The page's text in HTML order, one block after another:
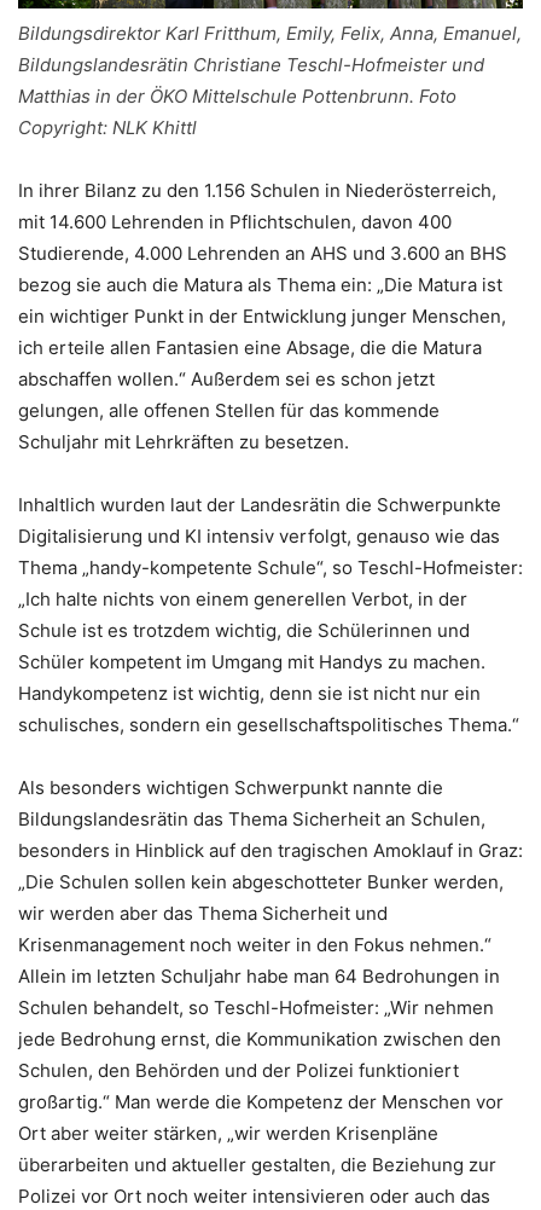
Bildungsdirektor Karl Fritthum, Emily, Felix, Anna, Emanuel,
Bildungslandesrätin Christiane Teschl-Hofmeister und
Matthias in der ÖKO Mittelschule Pottenbrunn. Foto
Copyright: NLK Khittl
In ihrer Bilanz zu den 1.156 Schulen in Niederösterreich,
mit 14.600 Lehrenden in Pflichtschulen, davon 400
Studierende, 4.000 Lehrenden an AHS und 3.600 an BHS
bezog sie auch die Matura als Thema ein: „Die Matura ist
ein wichtiger Punkt in der Entwicklung junger Menschen,
ich erteile allen Fantasien eine Absage, die die Matura
abschaffen wollen.“ Außerdem sei es schon jetzt
gelungen, alle offenen Stellen für das kommende
Schuljahr mit Lehrkräften zu besetzen.
Inhaltlich wurden laut der Landesrätin die Schwerpunkte
Digitalisierung und KI intensiv verfolgt, genauso wie das
Thema „handy-kompetente Schule“, so Teschl-Hofmeister:
„Ich halte nichts von einem generellen Verbot, in der
Schule ist es trotzdem wichtig, die Schülerinnen und
Schüler kompetent im Umgang mit Handys zu machen.
Handykompetenz ist wichtig, denn sie ist nicht nur ein
schulisches, sondern ein gesellschaftspolitisches Thema.“
Als besonders wichtigen Schwerpunkt nannte die
Bildungslandesrätin das Thema Sicherheit an Schulen,
besonders in Hinblick auf den tragischen Amoklauf in Graz:
„Die Schulen sollen kein abgeschotteter Bunker werden,
wir werden aber das Thema Sicherheit und
Krisenmanagement noch weiter in den Fokus nehmen.“
Allein im letzten Schuljahr habe man 64 Bedrohungen in
Schulen behandelt, so Teschl-Hofmeister: „Wir nehmen
jede Bedrohung ernst, die Kommunikation zwischen den
Schulen, den Behörden und der Polizei funktioniert
großartig.“ Man werde die Kompetenz der Menschen vor
Ort aber weiter stärken, „wir werden Krisenpläne
überarbeiten und aktueller gestalten, die Beziehung zur
Polizei vor Ort noch weiter intensivieren oder auch das